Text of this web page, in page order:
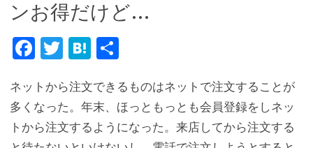
ンお得だけど…
Fa
e
b
o
T
it
te
r
H
e
n
a
ネットから注文できるものはネットで注文することが
多くなった。年末、ほっともっとも会員登録をしネッ
トから注文するようになった。来店してから注文する